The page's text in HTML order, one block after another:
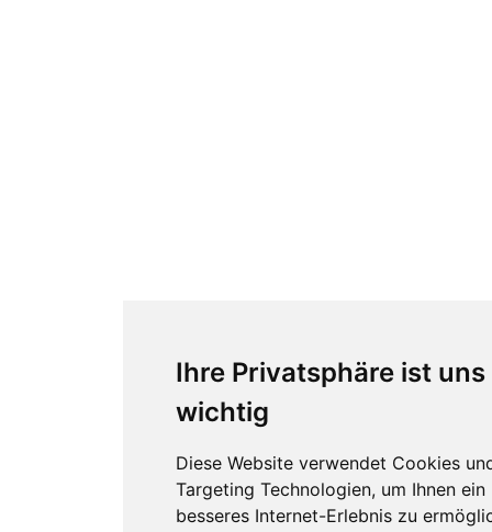
Ihre Privatsphäre ist uns
wichtig
Diese Website verwendet Cookies
Targeting Technologien, um Ihnen ein
besseres Internet-Erlebnis zu